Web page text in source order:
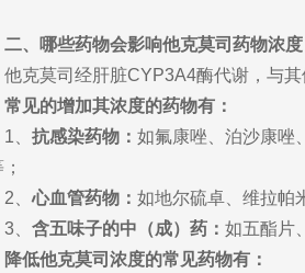
二、哪些药物会影响他克莫司药物浓度
他克莫司经肝脏CYP3A4酶代谢，与
常见的增加其浓度的药物有：
1、 抗感染药物： 如氟康唑、泊沙康唑
2、心血管药物： 如地尔硫卓、维拉帕
3、 含五味子的中（成）药： 如五酯片
降低他克莫司浓度的常见药物有：